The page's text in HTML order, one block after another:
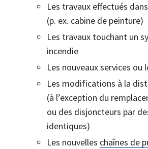
Les travaux effectués
(p. ex. cabine de peinture)
Les travaux touchant un
incendie
Les nouveaux services ou
Les modifications à la
(à l’exception du
ou des disjoncteurs par
identiques)
Les nouvelles chaînes de